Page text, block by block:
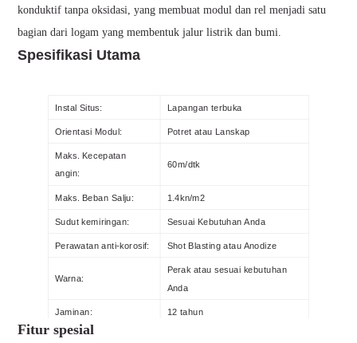
konduktif tanpa oksidasi, yang membuat modul dan rel menjadi satu
bagian dari logam yang membentuk jalur listrik dan bumi.
Spesifikasi Utama
Instal Situs: Lapangan terbuka
Orientasi Modul: Potret atau Lanskap
Maks. Kecepatan
angin:
60m/dtk
Maks. Beban Salju: 1.4kn/m2
Sudut kemiringan: Sesuai Kebutuhan Anda
Perawatan anti-korosif: Shot Blasting atau Anodize
Warna:
Perak atau sesuai kebutuhan
Anda
Jaminan: 12 tahun
Durasi:
Fitur spesial